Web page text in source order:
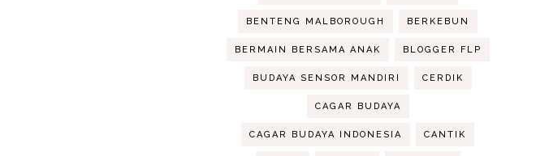
BENTENG MALBOROUGH BERKEBUN
BERMAIN BERSAMA ANAK BLOGGER FLP
BUDAYA SENSOR MANDIRI CERDIK
CAGAR BUDAYA
CAGAR BUDAYA INDONESIA CANTIK